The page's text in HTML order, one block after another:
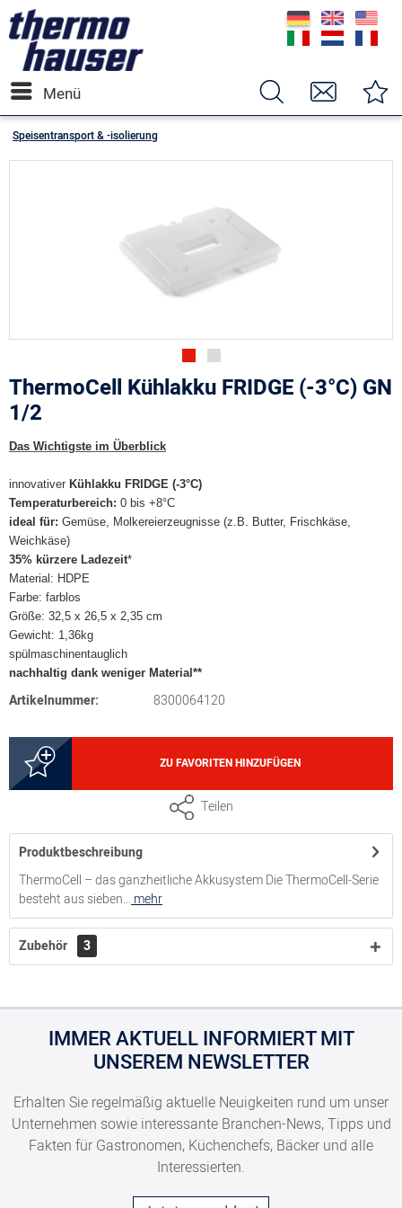
Menü
Speisentransport & -isolierung
ThermoCell Kühlakku FRIDGE (-3°C) GN
1/2
Das Wichtigste im Überblick
innovativer Kühlakku FRIDGE (-3°C)
Temperaturbereich: 0 bis +8°C
ideal für: Gemüse, Molkereierzeugnisse (z.B. Butter, Frischkäse,
Weichkäse)
35% kürzere Ladezeit*
Material: HDPE
Farbe: farblos
Größe: 32,5 x 26,5 x 2,35 cm
Gewicht: 1,36kg
spülmaschinentauglich
nachhaltig dank weniger Material**
Artikelnummer: 8300064120
ZU FAVORITEN HINZUFÜGEN
Teilen
Produktbeschreibung
ThermoCell – das ganzheitliche Akkusystem Die ThermoCell-Serie
besteht aus sieben... mehr
Zubehör 3
IMMER AKTUELL INFORMIERT MIT
UNSEREM NEWSLETTER
Erhalten Sie regelmäßig aktuelle Neuigkeiten rund um unser
Unternehmen sowie interessante Branchen-News, Tipps und
Fakten für Gastronomen, Küchenchefs, Bäcker und alle
Interessierten.